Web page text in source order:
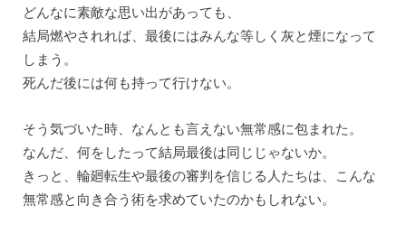
どんなに素敵な思い出があっても、
結局燃やされれば、最後にはみんな等しく灰と煙になって
しまう。
死んだ後には何も持って行けない。
そう気づいた時、なんとも言えない無常感に包まれた。
なんだ、何をしたって結局最後は同じじゃないか。
きっと、輪廻転生や最後の審判を信じる人たちは、こんな
無常感と向き合う術を求めていたのかもしれない。